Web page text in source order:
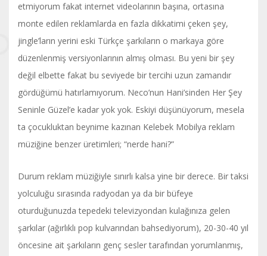
etmiyorum fakat internet videolarının başına, ortasına
monte edilen reklamlarda en fazla dikkatimi çeken şey,
jingle’ların yerini eski Türkçe şarkıların o markaya göre
düzenlenmiş versiyonlarının almış olması. Bu yeni bir şey
değil elbette fakat bu seviyede bir tercihi uzun zamandır
gördüğümü hatırlamıyorum. Neco’nun Hani’sinden Her Şey
Seninle Güzel’e kadar yok yok. Eskiyi düşünüyorum, mesela
ta çocukluktan beynime kazınan Kelebek Mobilya reklam
müziğine benzer üretimleri; “nerde hani?”
Durum reklam müziğiyle sınırlı kalsa yine bir derece. Bir taksi
yolculuğu sırasında radyodan ya da bir büfeye
oturduğunuzda tepedeki televizyondan kulağınıza gelen
şarkılar (ağırlıklı pop kulvarından bahsediyorum), 20-30-40 yıl
öncesine ait şarkıların genç sesler tarafından yorumlanmış,